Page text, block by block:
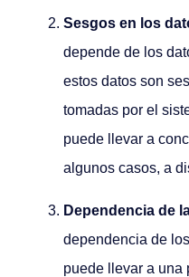
Sesgos en los
depende de los
estos datos son
tomadas por el
puede llevar a
algunos casos, a
Dependencia de
dependencia de
puede llevar a una